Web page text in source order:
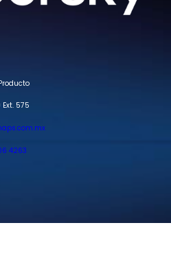
575
4263